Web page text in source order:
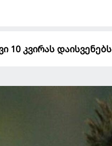
10 კვირას დაისვენებს